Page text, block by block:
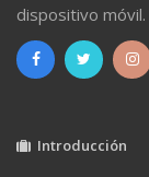
dispositivo móvil.
Introducción